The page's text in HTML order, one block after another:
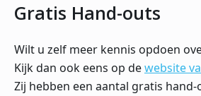
Gratis Hand-outs
Wilt u zelf meer kennis opdoen
Kijk dan ook eens op dewebsite
Zij hebben een aantal gratis